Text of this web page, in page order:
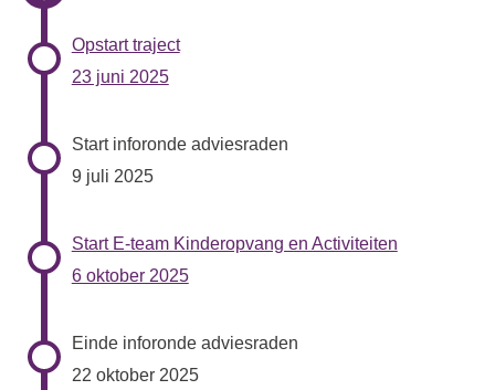
Opstart traject
23 juni 2025
Start inforonde adviesraden
9 juli 2025
Start E-team Kinderopvang en Activiteiten
6 oktober 2025
Einde inforonde adviesraden
22 oktober 2025